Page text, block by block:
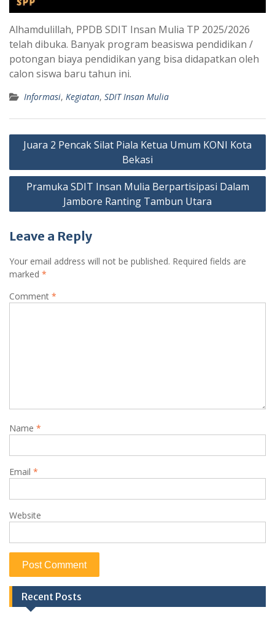
Alhamdulillah, PPDB SDIT Insan Mulia TP 2025/2026
telah dibuka. Banyak program beasiswa pendidikan /
potongan biaya pendidikan yang bisa didapatkan oleh
calon siswa baru tahun ini.
Informasi, Kegiatan, SDIT Insan Mulia
Post
navigation
Juara 2 Pencak Silat Piala Ketua Umum KONI Kota
Bekasi
Pramuka SDIT Insan Mulia Berpartisipasi Dalam
Jambore Ranting Tambun Utara
Leave a Reply
Your email address will not be published. Required fields are
marked *
Comment *
Name *
Email *
Website
Recent Posts